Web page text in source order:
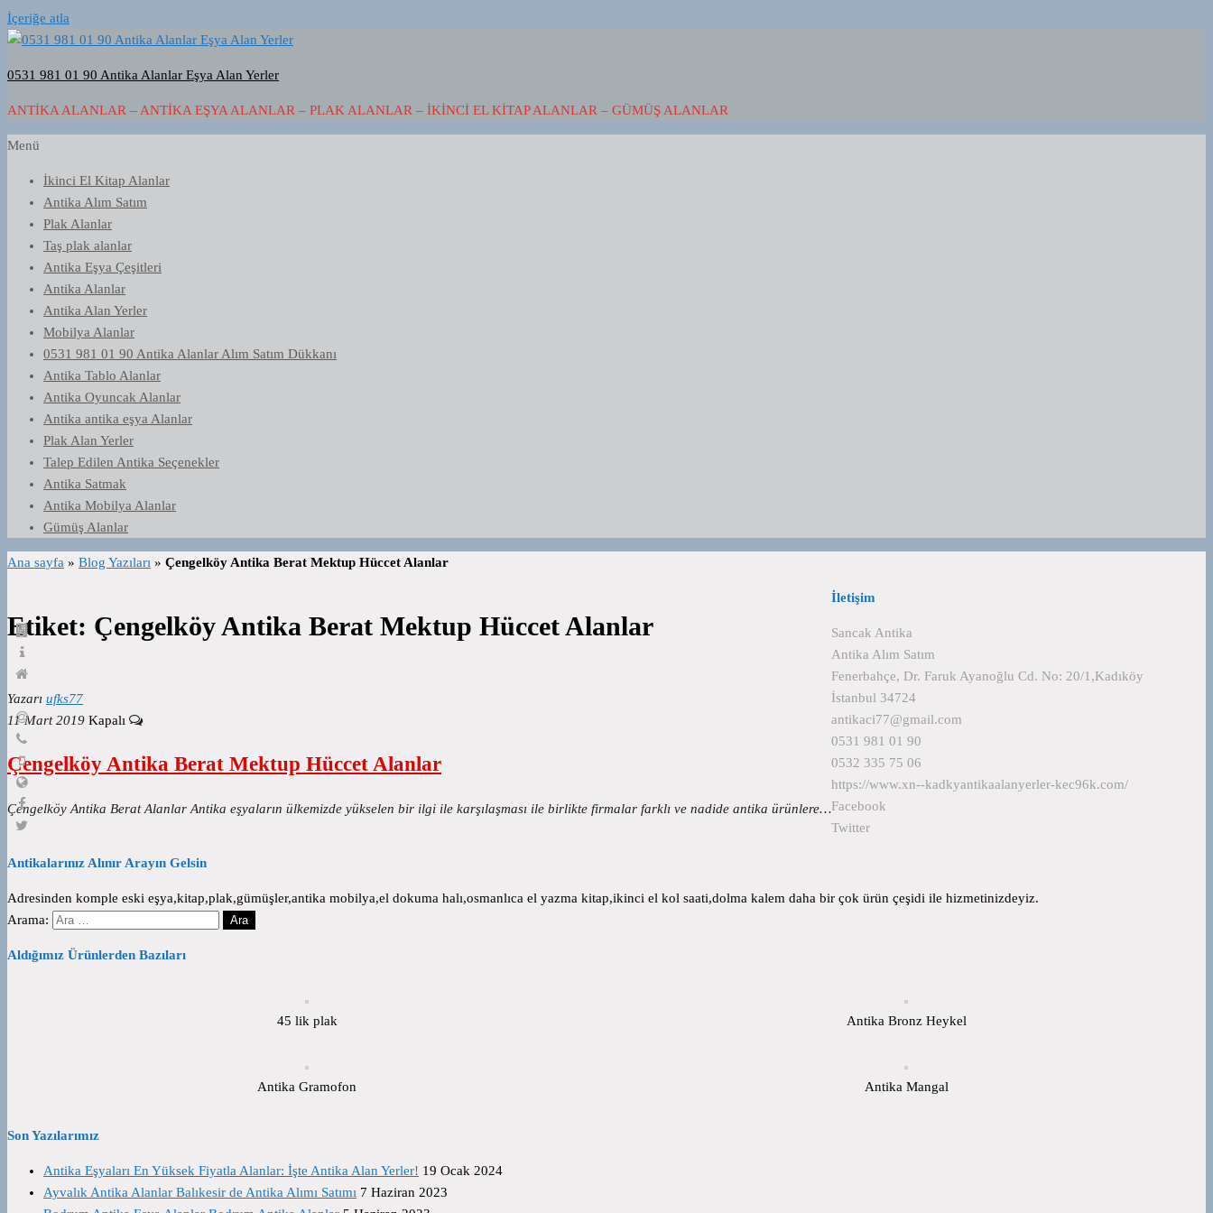
İçeriğe atla
0531 981 01 90 Antika Alanlar Eşya Alan Yerler
ANTIKA ALANLAR – ANTIKA EŞYA ALANLAR – PLAK ALANLAR – İKINCI EL KITAP ALANLAR – GÜMÜŞ ALANLAR
Menü
İkinci El Kitap Alanlar
Antika Alım Satım
Plak Alanlar
Taş plak alanlar
Antika Eşya Çeşitleri
Antika Alanlar
Antika Alan Yerler
Mobilya Alanlar
0531 981 01 90 Antika Alanlar Alım Satım Dükkanı
Antika Tablo Alanlar
Antika Oyuncak Alanlar
Antika antika eşya Alanlar
Plak Alan Yerler
Talep Edilen Antika Seçenekler
Antika Satmak
Antika Mobilya Alanlar
Gümüş Alanlar
Ana sayfa » Blog Yazıları » Çengelköy Antika Berat Mektup Hüccet Alanlar
Etiket: Çengelköy Antika Berat Mektup Hüccet Alanlar
Yazarı ufks77
11 Mart 2019 Kapalı
Çengelköy Antika Berat Mektup Hüccet Alanlar
Çengelköy Antika Berat Alanlar Antika eşyaların ülkemizde yükselen bir ilgi ile karşılaşması ile birlikte firmalar farklı ve nadide antika ürünlere…
İletişim
Sancak Antika
Antika Alım Satım
Fenerbahçe, Dr. Faruk Ayanoğlu Cd. No: 20/1,Kadıköy
İstanbul 34724
antikaci77@gmail.com
0531 981 01 90
0532 335 75 06
https://www.xn--kadkyantikaalanyerler-kec96k.com/
Facebook
Twitter
Antikalarınız Alınır Arayın Gelsin
Adresinden komple eski eşya,kitap,plak,gümüşler,antika mobilya,el dokuma halı,osmanlıca el yazma kitap,ikinci el kol saati,dolma kalem daha bir çok ürün çeşidi ile hizmetinizdeyiz.
Arama:
Aldığımız Ürünlerden Bazıları
45 lik plak Antika Bronz Heykel
Antika Gramofon Antika Mangal
Son Yazılarımız
Antika Eşyaları En Yüksek Fiyatla Alanlar: İşte Antika Alan Yerler! 19 Ocak 2024
Ayvalık Antika Alanlar Balıkesir de Antika Alımı Satımı 7 Haziran 2023